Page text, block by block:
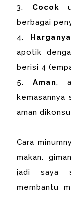
3. Cocok
berbagai
4.
apotik
berisi 4
5.Aman,
kemasannya
aman
Cara
makan.
jadi saya
membantu